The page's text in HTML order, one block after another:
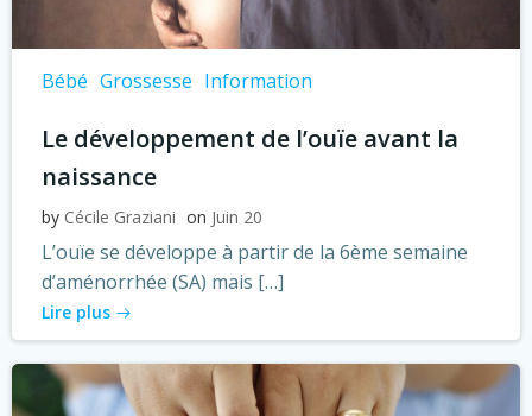
Bébé Grossesse Information
Le développement de l’ouïe avant la
naissance
by Cécile Graziani on Juin 20
L’ouïe se développe à partir de la 6ème semaine
d’aménorrhée (SA) mais […]
Lire plus